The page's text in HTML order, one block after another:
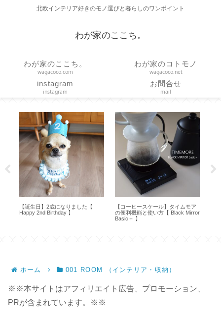
北欧インテリア好きのモノ選びと暮らしのワンポイント
わが家のここち。
わが家のここち。
wagacoco.com
わが家のコトモノ
wagacoco.net
instagram
instagram
お問合せ
mail
【誕生日】2歳になりました【
Happy 2nd Birthday 】
【コーヒースケール】タイムモア
の便利機能と使い方【 Black Mirror
Basic＋ 】
ホーム 001 ROOM （インテリア・収納）
※※本サイトはアフィリエイト広告、プロモーション、
PRが含まれています。※※